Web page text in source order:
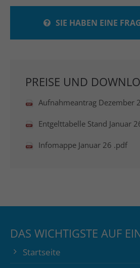
SIE HABEN EINE
PREISE UND
Aufnahmeantrag Dezember
Entgelttabelle Stand Januar
Infomappe Januar 26 .pdf
DAS WICHTIGSTE AUF
Startseite